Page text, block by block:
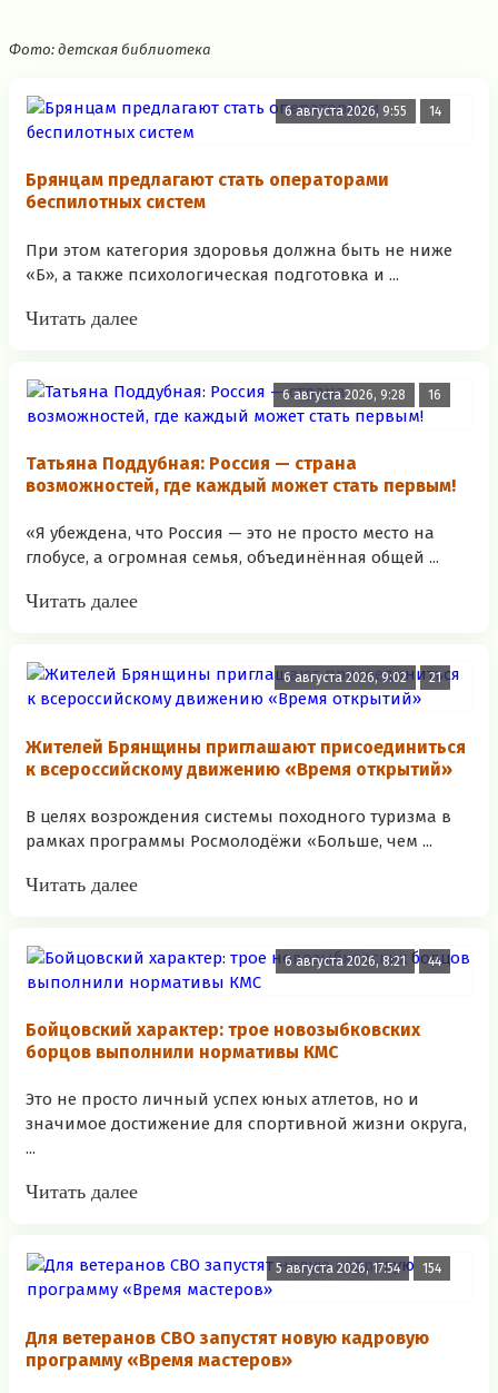
Фото: детская библиотека
6 августа 2026, 9:55 14
Брянцам предлагают стать оперaторами
бeспилотных систeм
При этом категория здоровья должна быть не ниже
«Б», а также психологическая подготовка и ...
Читать далее
6 августа 2026, 9:28 16
Татьяна Поддубная: Россия — страна
возможностей, где каждый может стать первым!
«Я убеждена, что Россия — это не просто место на
глобусе, а огромная семья, объединённая общей ...
Читать далее
6 августа 2026, 9:02 21
Жителей Брянщины приглашают присоединиться
к всероссийскому движению «Время открытий»
В целях возрождения системы походного туризма в
рамках программы Росмолодёжи «Больше, чем ...
Читать далее
6 августа 2026, 8:21 44
Бойцовский характер: трое новозыбковских
борцов выполнили нормативы КМС
Это не просто личный успех юных атлетов, но и
значимое достижение для спортивной жизни округа,
...
Читать далее
5 августа 2026, 17:54 154
Для ветеранов СВО запустят новую кадровую
программу «Время мастеров»